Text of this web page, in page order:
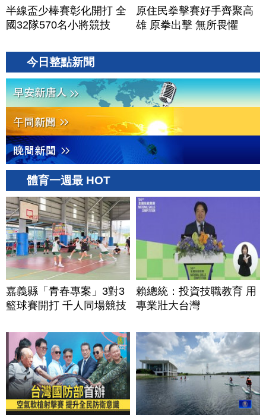
半線盃少棒賽彰化開打 全
國32隊570名小將競技
原住民拳擊賽好手齊聚高
雄 原拳出擊 無所畏懼
今日整點新聞
體育一週最 HOT
嘉義縣「青春專案」3對3
籃球賽開打 千人同場競技
賴總統：投資技職教育 用
專業壯大台灣